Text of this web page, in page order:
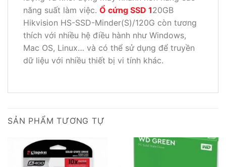
năng suất làm việc. Ổ cứng SSD 120GB
Hikvision HS-SSD-Minder(S)/120G còn tương
thích với nhiều hệ điều hành như Windows,
Mac OS, Linux… và có thể sử dụng để truyền
dữ liệu với nhiều thiết bị vi tính khác.
SẢN PHẨM TƯƠNG TỰ